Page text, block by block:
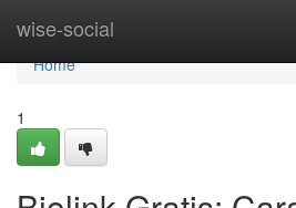
wise-social
Home
Home
1